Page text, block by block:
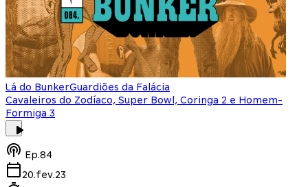
Lá do BunkerGuardiões da Falácia
Cavaleiros do Zodíaco, Super Bowl, Coringa 2 e Homem-
Formiga 3
Ep.84
20.fev.23